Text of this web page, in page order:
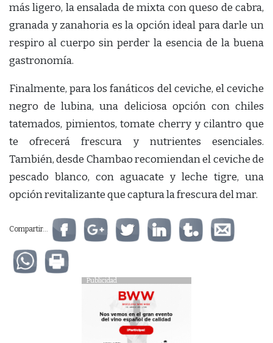
más ligero, la ensalada de mixta con queso de cabra,
granada y zanahoria es la opción ideal para darle un
respiro al cuerpo sin perder la esencia de la buena
gastronomía.
Finalmente, para los fanáticos del ceviche, el ceviche
negro de lubina, una deliciosa opción con chiles
tatemados, pimientos, tomate cherry y cilantro que
te ofrecerá frescura y nutrientes esenciales.
También, desde Chambao recomiendan el ceviche de
pescado blanco, con aguacate y leche tigre, una
opción revitalizante que captura la frescura del mar.
Compartir...
Publicidad